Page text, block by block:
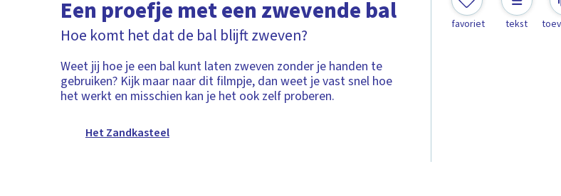
Een proefje met een zwevende bal
Hoe komt het dat de bal blijft zweven?
Weet jij hoe je een bal kunt laten zweven zonder je handen te
gebruiken? Kijk maar naar dit filmpje, dan weet je vast snel hoe
het werkt en misschien kan je het ook zelf proberen.
Het Zandkasteel
favoriet tekst